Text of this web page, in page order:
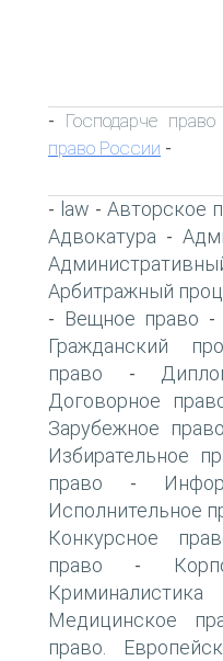
- Господарче право
право России -
- law - Авторское
Адвокатура -
Арбитражный
- Вещное право -
Гражданский
право -
Договорное
Зарубежное право
Избирательное
право -
Исполнительное
Конкурсное
право -
Криминалистика
Медицинское
право.